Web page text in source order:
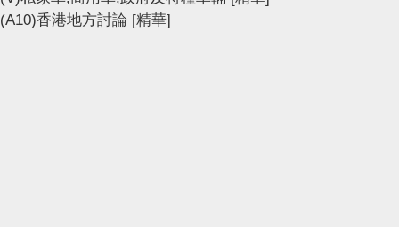
(A10)香港地方討論 [精華]